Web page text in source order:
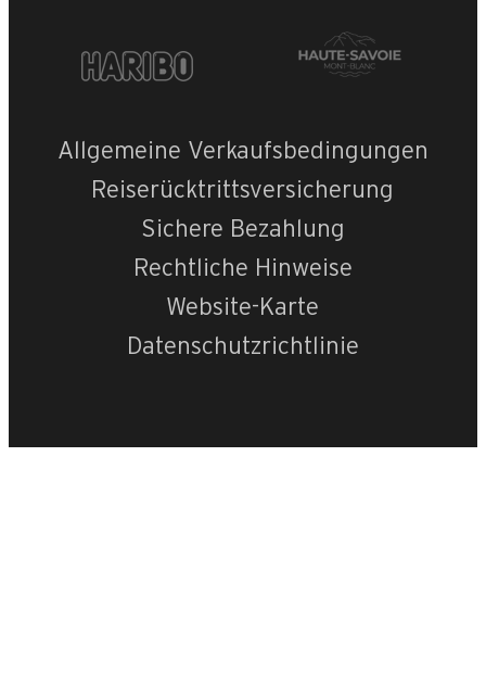
Allgemeine Verkaufsbedingungen
Reiserücktrittsversicherung
Sichere Bezahlung
Rechtliche Hinweise
Website-Karte
Datenschutzrichtlinie